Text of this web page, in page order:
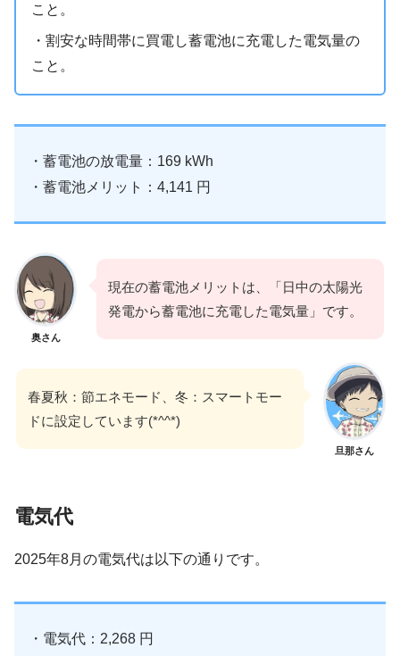
こと。
・割安な時間帯に買電し蓄電池に充電した電気量の
こと。
・蓄電池の放電量：169 kWh
・蓄電池メリット：4,141 円
奥さん
現在の蓄電池メリットは、「日中の太陽光
発電から蓄電池に充電した電気量」です。
旦那さん
春夏秋：節エネモード、冬：スマートモー
ドに設定しています(*^^*)
電気代
2025年8月の電気代は以下の通りです。
・電気代：2,268 円